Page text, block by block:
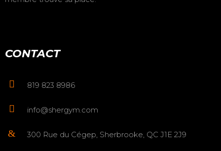
CONTACT
819 823 8986
info@shergym.com
300 Rue du Cégep, Sherbrooke, QC J1E 2J9